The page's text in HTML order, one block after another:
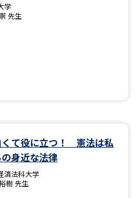
学
先生
て役に立つ！ 憲法は私
身近な法律
済法科大学
樹 先生